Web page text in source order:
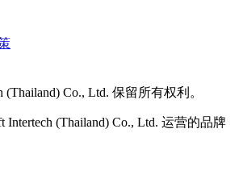
(Thailand) Co., Ltd. 保留所有权利。
Intertech (Thailand) Co., Ltd. 运营的品牌